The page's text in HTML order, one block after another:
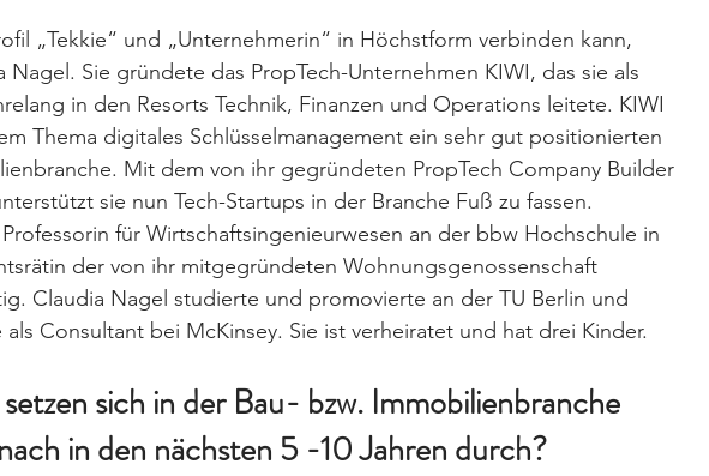
„Tekkie“ und „Unternehmerin“ in Höchstform verbinden kann,
Nagel. Sie gründete das PropTech-Unternehmen KIWI, das sie als
in den Resorts Technik, Finanzen und Operations leitete. KIWI
Thema digitales Schlüssel­management ein sehr gut positionierten
Mit dem von ihr gegründeten PropTech Company Builder
sie nun Tech-Startups in der Branche Fuß zu fassen.
für Wirtschaftsingenieurwesen an der bbw Hochschule in
der von ihr mitgegründeten Wohnungsgenossenschaft
Claudia Nagel studierte und promovierte an der TU Berlin und
Consultant bei McKinsey. Sie ist verheiratet und hat drei Kinder.
sich in der Bau- bzw. Immobilienbranche
in den nächsten 5 -10 Jahren durch?